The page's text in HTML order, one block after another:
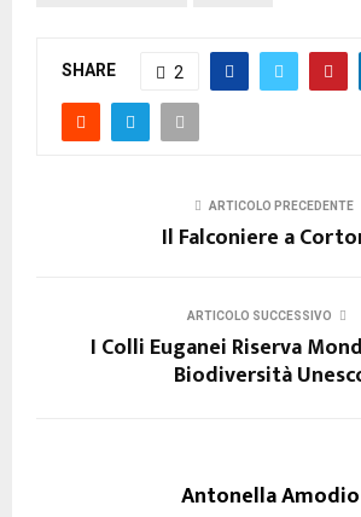
SHARE 2
ARTICOLO PRECEDENTE
Il Falconiere a
ARTICOLO SUCCESSIVO
I Colli Euganei Riserva
Biodiversità
Antonella Amodio